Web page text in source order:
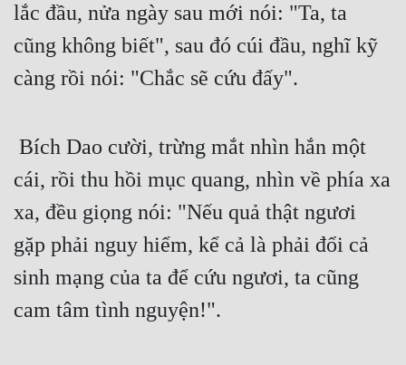
Học Đường
Khoa Huyễn
Khoa Huyễn Không Gian
Kỳ Huyễn
Kỳ Ảo
Linh Dị
Làm Giàu
lắc đầu, nửa ngày sau mới nói: "Ta, ta
cũng không biết", sau đó cúi đầu, nghĩ kỹ
càng rồi nói: "Chắc sẽ cứu đấy".
cái, rồi thu hồi mục quang, nhìn về phía xa
xa, đều giọng nói: "Nếu quả thật ngươi
gặp phải nguy hiểm, kể cả là phải đổi cả
sinh mạng của ta để cứu ngươi, ta cũng
cam tâm tình nguyện!".